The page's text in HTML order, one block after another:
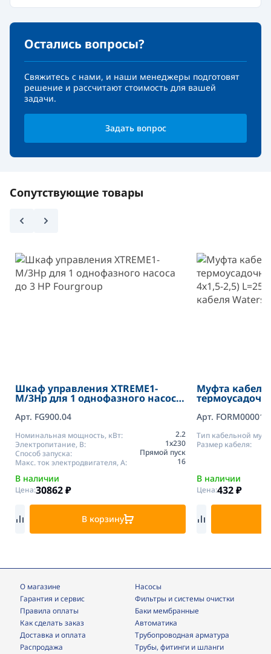
Остались вопросы?
Свяжитесь с нами, и наши менеджеры подготовят
решение и рассчитают стоимость для вашей
задачи.
Задать вопрос
Сопутствующие товары
Шкаф управления XTREME1-
M/3Hp для 1 однофазного насоса
Арт. FG900.04
Номинальная мощность, кВт:
2.2
Электропитание, В:
1х230
Способ запуска:
Прямой пуск
Макс. ток электродвигателя, А:
16
В наличии
Цена:30862₽
В корзину
Муфта
резинового
Арт.
Тип кабельной
Размер кабеля:
В наличии
Цена:432₽
О магазине
Гарантия и сервис
Правила оплаты
Как сделать заказ
Доставка и оплата
Распродажа
Насосы
фильтры и системы очистки
Баки мембранные
Автоматика
трубопроводная арматура
трубы, фитинги и шланги